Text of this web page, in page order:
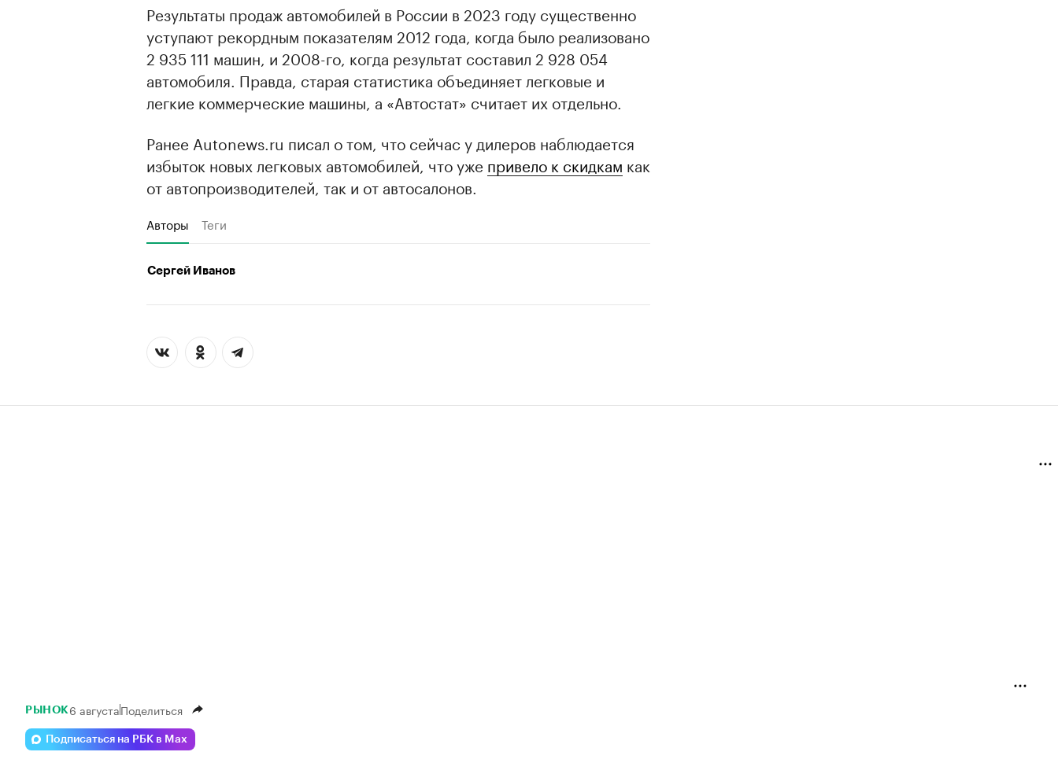
Результаты продаж автомобилей в России в 2023 году существенно
уступают рекордным показателям 2012 года, когда было реализовано
2 935 111 машин, и 2008-го, когда результат составил 2 928 054
автомобиля. Правда, старая статистика объединяет легковые и
легкие коммерческие машины, а «Автостат» считает их отдельно.
Ранее Autonews.ru писал о том, что сейчас у дилеров наблюдается
избыток новых легковых автомобилей, что уже привело к скидкам как
от автопроизводителей, так и от автосалонов.
Авторы Теги
Сергей Иванов
РЫНОК 6 августаПоделиться
Подписаться на РБК в Max